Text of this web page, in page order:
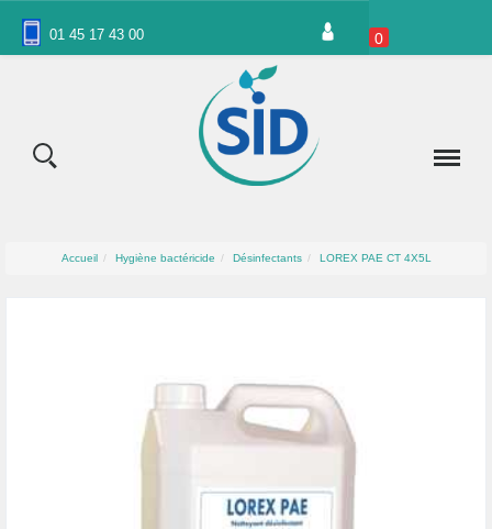
01 45 17 43 00 0
Accueil Hygiène bactéricide Désinfectants LOREX PAE CT 4X5L